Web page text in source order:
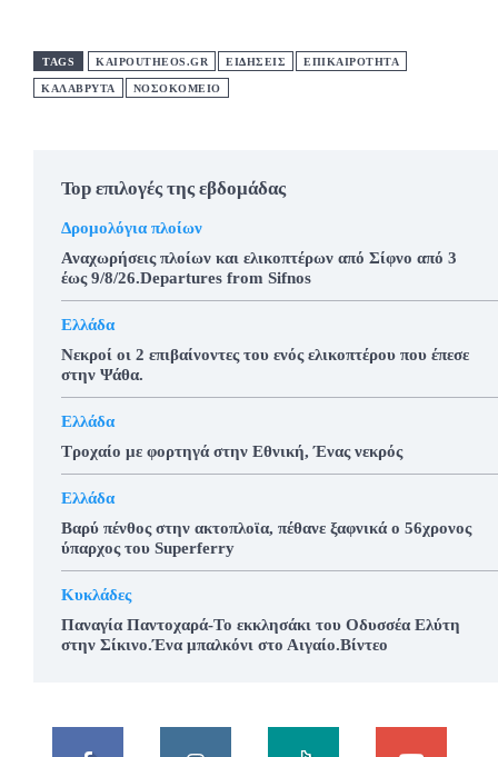
TAGS KAIPOUTHEOS.GR ΕΙΔΗΣΕΙΣ ΕΠΙΚΑΙΡΟΤΗΤΑ
ΚΑΛΑΒΡΥΤΑ ΝΟΣΟΚΟΜΕΙΟ
Top επιλογές της εβδομάδας
Δρομολόγια πλοίων
Αναχωρήσεις πλοίων και ελικοπτέρων από Σίφνο από 3
έως 9/8/26.Departures from Sifnos
Ελλάδα
Νεκροί οι 2 επιβαίνοντες του ενός ελικοπτέρου που έπεσε
στην Ψάθα.
Ελλάδα
Τροχαίο με φορτηγά στην Εθνική, Ένας νεκρός
Ελλάδα
Βαρύ πένθος στην ακτοπλοϊα, πέθανε ξαφνικά ο 56χρονος
ύπαρχος του Superferry
Κυκλάδες
Παναγία Παντοχαρά-Το εκκλησάκι του Οδυσσέα Ελύτη
στην Σίκινο.Ένα μπαλκόνι στο Αιγαίο.Βίντεο